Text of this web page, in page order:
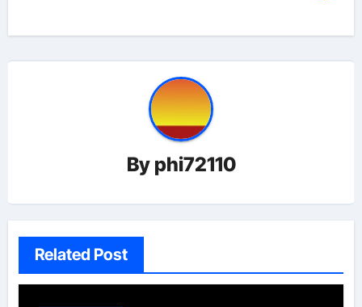
ゲ
By phi72110
Related Post